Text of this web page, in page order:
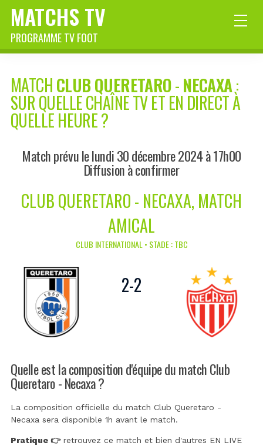
MATCHS TV
PROGRAMME TV FOOT
MATCHCLUB QUERETARO-NECAXA:
SUR QUELLE CHAÎNE TV ET EN DIRECT À
QUELLE HEURE ?
Match prévu le lundi 30 décembre 2024 à 17h00
Diffusion à confirmer
CLUB QUERETARO - NECAXA, MATCH
AMICAL
CLUB INTERNATIONAL • STADE : TBC
2-2
Quelle est la composition d'équipe du match Club
Queretaro - Necaxa ?
La composition officielle du match Club Queretaro -
Necaxa sera disponible 1h avant le match.
Pratique 👉retrouvez ce match et bien d'autres EN LIVE